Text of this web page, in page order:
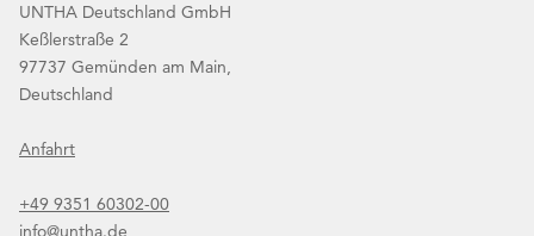
UNTHA Deutschland GmbH
Keßlerstraße 2
97737 Gemünden am Main,
Deutschland
Anfahrt
+49 9351 60302-00
info@untha.de